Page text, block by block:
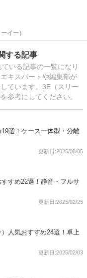
イー）
する記事
いる記事の一覧になり
キスパートや編集部が
ています。3E（スリー
参考にしてください。
選！ケース一体型・分離
更新日:2025/08/05
すめ22選！静音・フルサ
更新日:2025/02/25
人気おすすめ24選！卓上
更新日:2025/02/03